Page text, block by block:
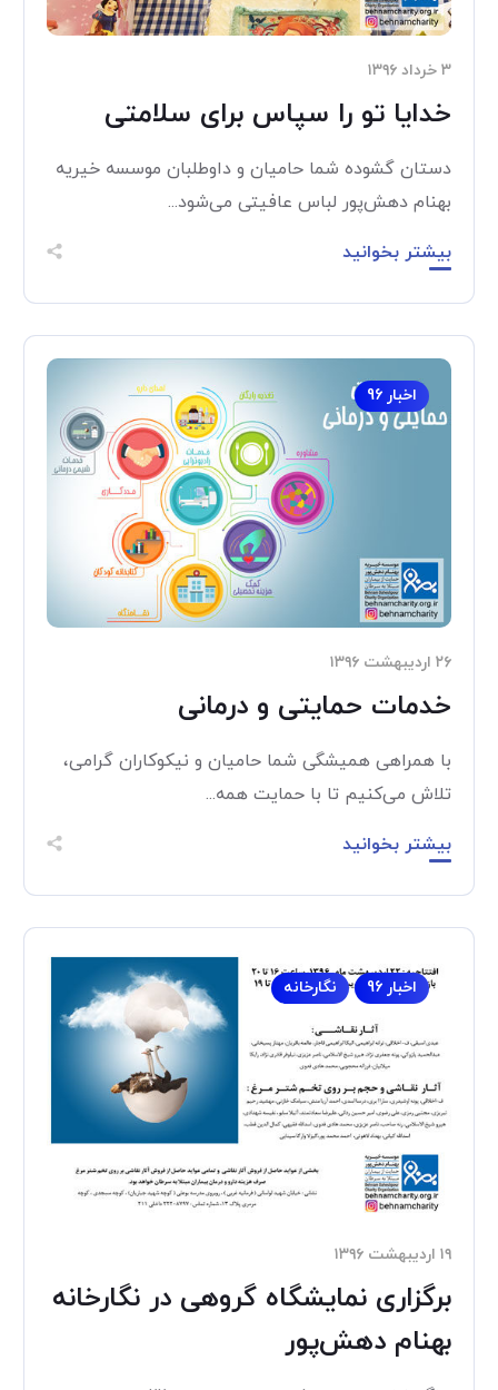
۳ خرداد ۱۳۹۶
خدایا تو را سپاس برای سلامتی
دستان گشوده شما حامیان و داوطلبان موسسه خیریه
بهنام دهش‌پور لباس عافیتی می‌شود...
بیشتر بخوانید
اخبار 96
۲۶ اردیبهشت ۱۳۹۶
خدمات حمایتی و درمانی
با همراهی همیشگی شما حامیان و نیکوکاران گرامی،
تلاش می‌کنیم تا با حمایت همه...
بیشتر بخوانید
اخبار 96 نگارخانه
۱۹ اردیبهشت ۱۳۹۶
برگزاری نمایشگاه گروهی در نگارخانه
بهنام دهش‌پور